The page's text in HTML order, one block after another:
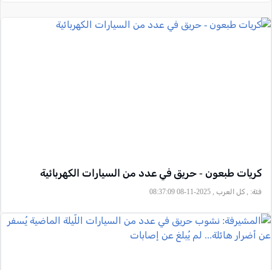
كريات طبعون - حريق في عدد من السيارات الكهربائية
فئة: , كل العرب , 2025-11-08 08:37:09